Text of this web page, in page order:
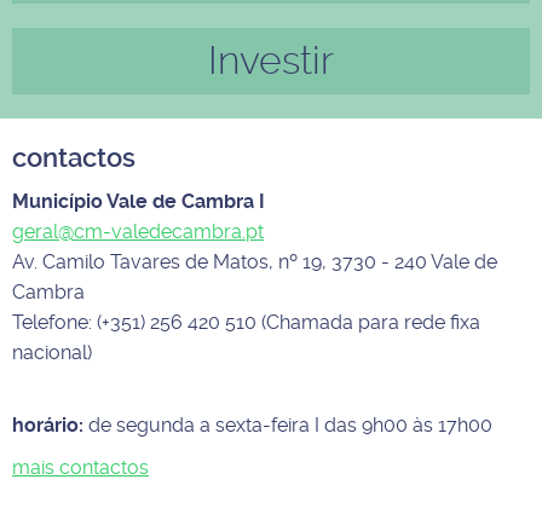
Investir
contactos
Município Vale de Cambra I
geral@cm-valedecambra.pt
Av. Camilo Tavares de Matos, nº 19, 3730 - 240 Vale de
Cambra
Telefone: (+351) 256 420 510 (Chamada para rede fixa
nacional)
horário: de segunda a sexta-feira I das 9h00 às 17h00
mais contactos